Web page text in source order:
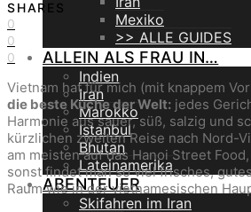
Mexiko
>> ALLE GUIDES
ALLEIN ALS FRAU IN…
Indien
Iran
Marokko
Istanbul
Bhutan
Lateinamerika
ABENTEUER
Skifahren im Iran
SHARES
0
0
0
Vietnam hat für mich (mit knappem
die beste Küche der Welt: jedes
Harmonie aus sauer, süß, salzig und
kürzlichen zweiten Reise nach Nord-
am meisten auf das Hanoi Street
sonst findet man so viel frisches,
Raum wie in der vietnamesischen